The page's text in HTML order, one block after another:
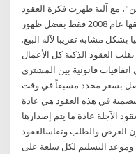
مع آلية ظهرت فكرة العقود
الذكية عام 1994 ، لكن تم تحقيقها عام 2008 فقط بفضل ظهور
بشكل مشابه تقريبا لآلة البيع.
قانونية بين المشتري
أصل بسعر محدد مسبقاً في وقت
في هذه العقود هي عادة
الآجلة عادة ما يتم إصدارها
العرض والطلب وتقاسالعقود
التسليم لكل سلعة على